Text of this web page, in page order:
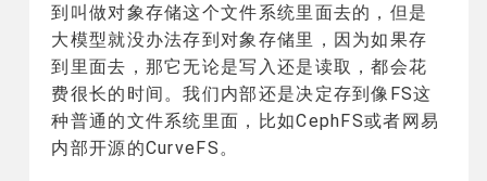
到叫做对象存储这个文件系统里面去的，但是
大模型就没办法存到对象存储里，因为如果存
到里面去，那它无论是写入还是读取，都会花
费很长的时间。我们内部还是决定存到像FS这
种普通的文件系统里面，比如CephFS或者网易
内部开源的CurveFS。